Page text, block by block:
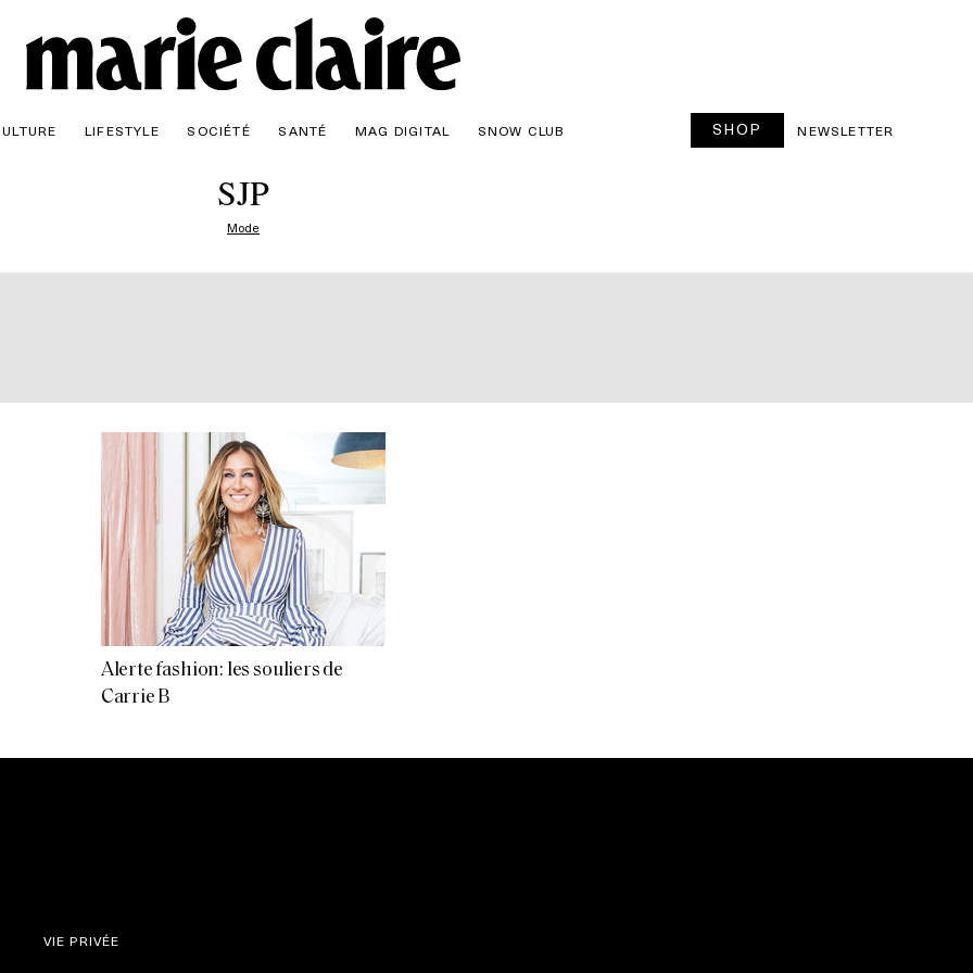
LIFESTYLE SOCIÉTÉ SANTÉ MAG DIGITAL SNOW CLUB SHOP NEWSLETTER
SJP
Mode
Alerte fashion: les souliers de
Carrie B
VIE PRIVÉE